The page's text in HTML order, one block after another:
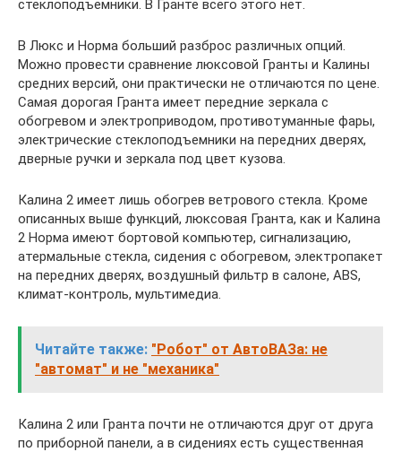
стеклоподъемники. В Гранте всего этого нет.
В Люкс и Норма больший разброс различных опций.
Можно провести сравнение люксовой Гранты и Калины
средних версий, они практически не отличаются по цене.
Самая дорогая Гранта имеет передние зеркала с
обогревом и электроприводом, противотуманные фары,
электрические стеклоподъемники на передних дверях,
дверные ручки и зеркала под цвет кузова.
Калина 2 имеет лишь обогрев ветрового стекла. Кроме
описанных выше функций, люксовая Гранта, как и Калина
2 Норма имеют бортовой компьютер, сигнализацию,
атермальные стекла, сидения с обогревом, электропакет
на передних дверях, воздушный фильтр в салоне, ABS,
климат-контроль, мультимедиа.
Читайте также: "Робот" от АвтоВАЗа: не
"автомат" и не "механика"
Калина 2 или Гранта почти не отличаются друг от друга
по приборной панели, а в сидениях есть существенная